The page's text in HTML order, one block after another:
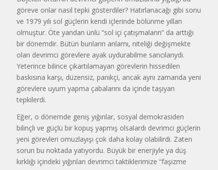
göreve onlar nasıl tepki gösterdiler? Hatırlanacağı gibi sonu
ve 1979 yılı sol güçlerin kendi içlerinde bölünme yıllan
olmuştur. Öte yandan ünlü “sol içi çatışmaların” da arttığı
bir dönemdir. Bütün bunların anlamı, niteliği değişmekte
olan devrimci görevlere ayak uydurabilme sancılarıydı.
Yeterince bilince çıkartılamayan görevlerin hissedilen
baskısına karşı, düzensiz, panikçi, ancak aynı zamanda yeni
görevlere uyum yapma çabalarını da içinde taşıyan
tepkilerdi.
Eğer, o dönemde geniş yığınlar, sosyal demokrasiden
bilinçli ve güçlü bir kopuş yapmış olsalardı devrimci güçlerin
yeni görevleri omuzlayışı çok daha kolay olabilirdi. Zaten
sorun bu noktada yatıyordu. Büyük bir enerjiyle ya düş
kırklığı içindeki yığınları devrimci taktiklerimize “faşizme